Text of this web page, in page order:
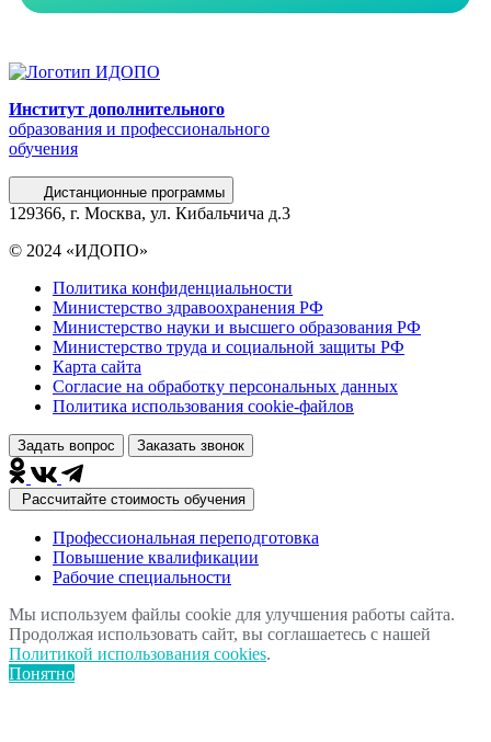
Институт дополнительного
образования и профессионального
обучения
Дистанционные программы
129366, г. Москва, ул. Кибальчича д.3
© 2024 «ИДОПО»
Политика конфиденциальности
Министерство здравоохранения РФ
Министерство науки и высшего образования РФ
Министерство труда и социальной защиты РФ
Карта сайта
Согласие на обработку персональных данных
Политика использования сookie-файлов
Задать вопрос Заказать звонок
Рассчитайте стоимость обучения
Профессиональная переподготовка
Повышение квалификации
Рабочие специальности
Мы используем файлы cookie для улучшения работы сайта.
Продолжая использовать сайт, вы соглашаетесь с нашей
Политикой использования cookies.
Понятно